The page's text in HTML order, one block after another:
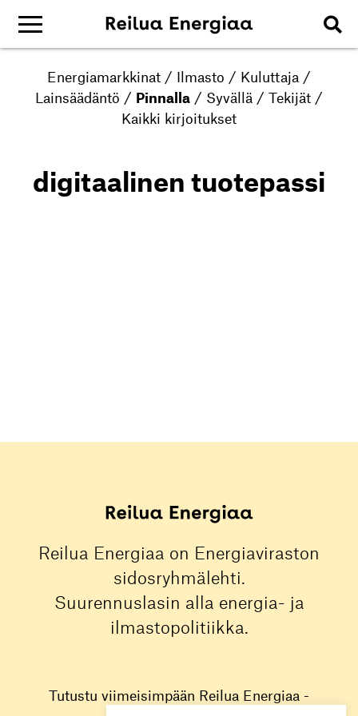
Energiamarkkinat / Ilmasto / Kuluttaja /
Lainsäädäntö / Pinnalla / Syvällä / Tekijät /
Kaikki kirjoitukset
digitaalinen tuotepassi
Reilua Energiaa on Energiaviraston
sidosryhmälehti.
Suurennuslasin alla energia- ja
ilmastopolitiikka.
Tutustu viimeisimpään Reilua Energiaa -